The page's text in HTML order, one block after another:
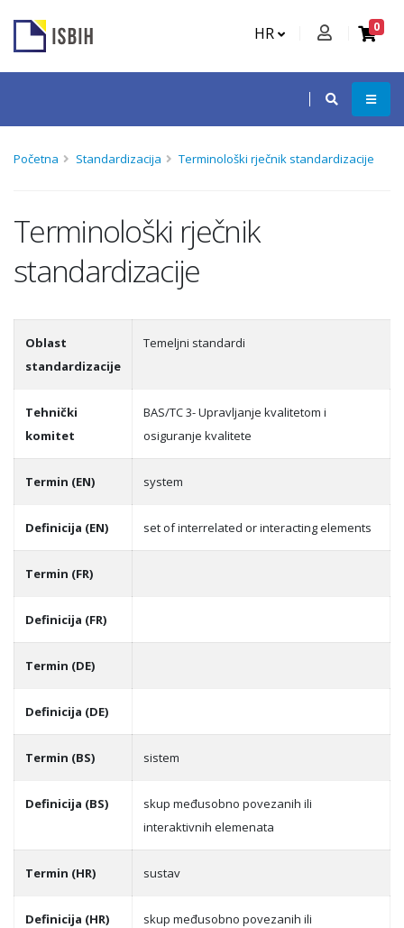
HR 0
Početna Standardizacija Terminološki rječnik standardizacije
Terminološki rječnik
standardizacije
Oblast
standardizacije
Temeljni standardi
Tehnički
komitet
BAS/TC 3- Upravljanje kvalitetom i
osiguranje kvalitete
Termin (EN) system
Definicija (EN) set of interrelated or interacting elements
Termin (FR)
Definicija (FR)
Termin (DE)
Definicija (DE)
Termin (BS) sistem
Definicija (BS)
skup međusobno povezanih ili
interaktivnih elemenata
Termin (HR) sustav
Definicija (HR)
skup međusobno povezanih ili